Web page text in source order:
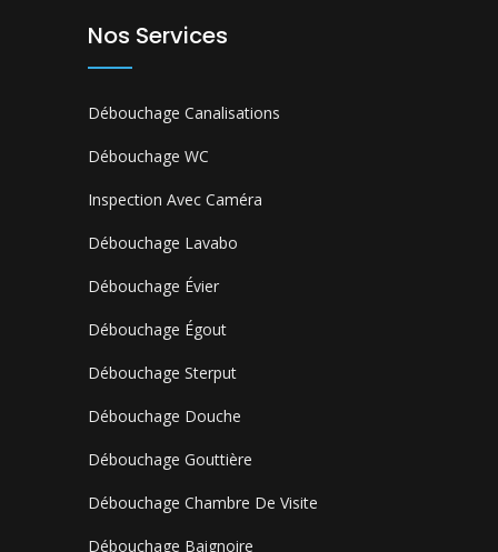
Nos Services
Débouchage Canalisations
Débouchage WC
Inspection Avec Caméra
Débouchage Lavabo
Débouchage Évier
Débouchage Égout
Débouchage Sterput
Débouchage Douche
Débouchage Gouttière
Débouchage Chambre De Visite
Débouchage Baignoire